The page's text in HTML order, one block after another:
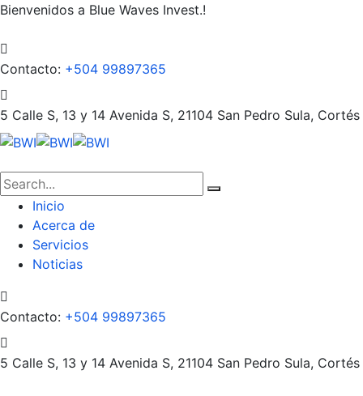
Bienvenidos a Blue Waves Invest.!
Contacto: +504 99897365
5 Calle S, 13 y 14 Avenida S, 21104 San Pedro Sula, Cortés
Inicio
Acerca de
Servicios
Noticias
Contacto: +504 99897365
5 Calle S, 13 y 14 Avenida S, 21104 San Pedro Sula, Cortés